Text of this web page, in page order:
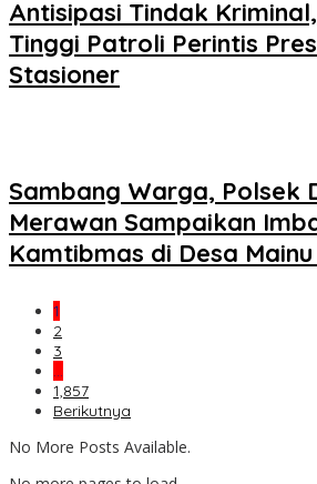
Antisipasi Tindak
Tinggi Patroli Perintis
Stasioner
Sambang Warga, Polsek
Merawan Sampaikan
Kamtibmas di Desa Mainu
1
2
3
…
1,857
Berikutnya
No More Posts Available.